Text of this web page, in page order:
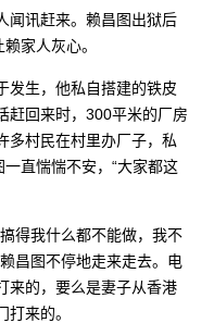
闻讯赶来。赖昌图出狱后
家人灰心。
发生，他私自搭建的铁皮
赶回来时，300平米的厂房
多村民在村里办厂子，私
一直惴惴不安，“大家都这
得我什么都不能做，我不
昌图不停地走来走去。电
来的，要么是妻子从香港
来的。